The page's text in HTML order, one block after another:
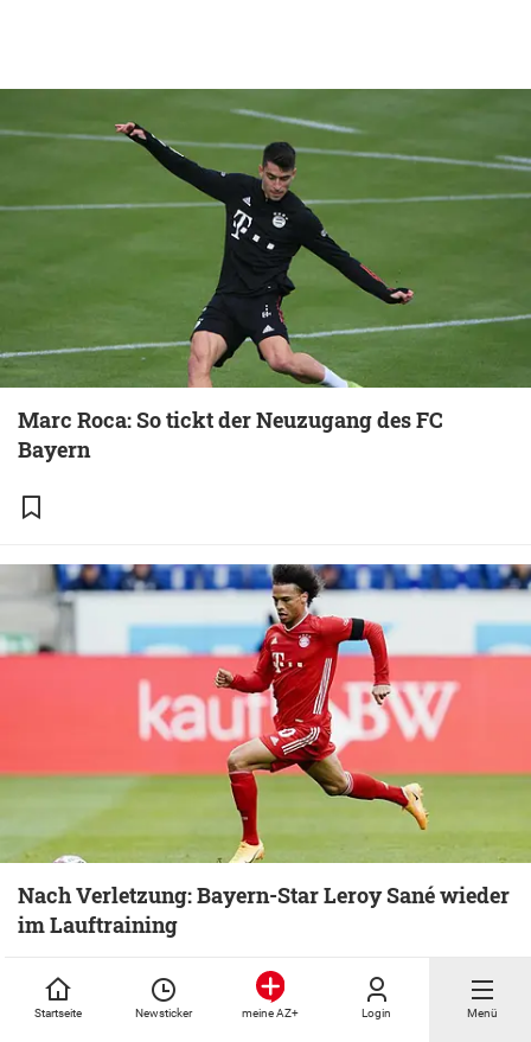
Startseite Newsticker meine AZ+ Login Menü
Marc Roca: So tickt der Neuzugang des FC
Bayern
Nach Verletzung: Bayern-Star Leroy Sané wieder
im Lauftraining